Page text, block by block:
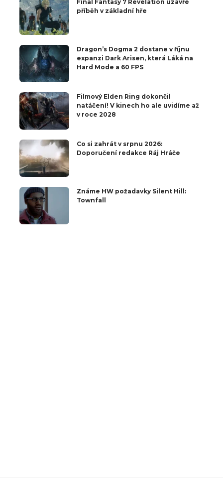
Final Fantasy 7 Revelation uzavře
příběh v základní hře
Dragon’s Dogma 2 dostane v říjnu
expanzi Dark Arisen, která Láká na
Hard Mode a 60 FPS
Filmový Elden Ring dokončil
natáčení! V kinech ho ale uvidíme až
v roce 2028
Co si zahrát v srpnu 2026:
Doporučení redakce Ráj Hráče
Známe HW požadavky Silent Hill:
Townfall